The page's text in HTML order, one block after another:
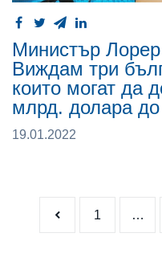
Министър
Виждам три
които могат да
млрд. долара до
19.01.2022
1 …